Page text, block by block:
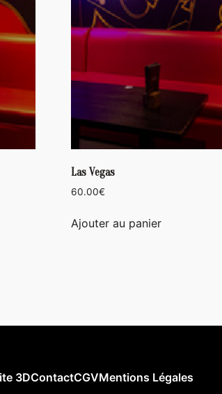
Las Vegas
60.00€
Ajouter au panier
3DContactCGVMentions Légales